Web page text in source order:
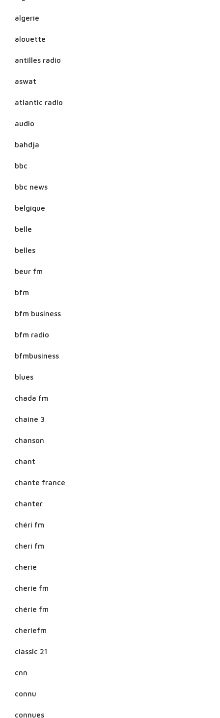
algerie
alouette
antilles radio
aswat
atlantic radio
audio
bahdja
bbc
bbc news
belgique
belle
belles
beur fm
bfm
bfm business
bfm radio
bfmbusiness
blues
chada fm
chaine 3
chanson
chant
chante france
chanter
chéri fm
cheri fm
cherie
cherie fm
chérie fm
cheriefm
classic 21
cnn
connu
connues